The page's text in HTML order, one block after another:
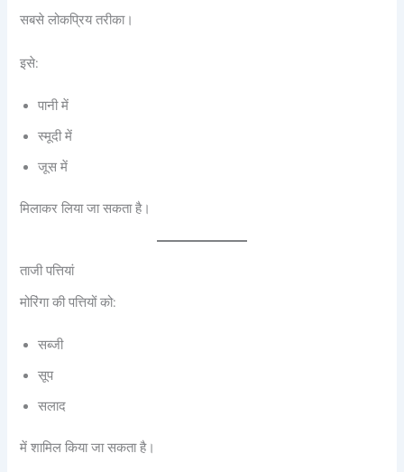
सबसे लोकप्रिय तरीका।
इसे:
पानी में
स्मूदी में
जूस में
मिलाकर लिया जा सकता है।
ताजी पत्तियां
मोरिंगा की पत्तियों को:
सब्जी
सूप
सलाद
में शामिल किया जा सकता है।